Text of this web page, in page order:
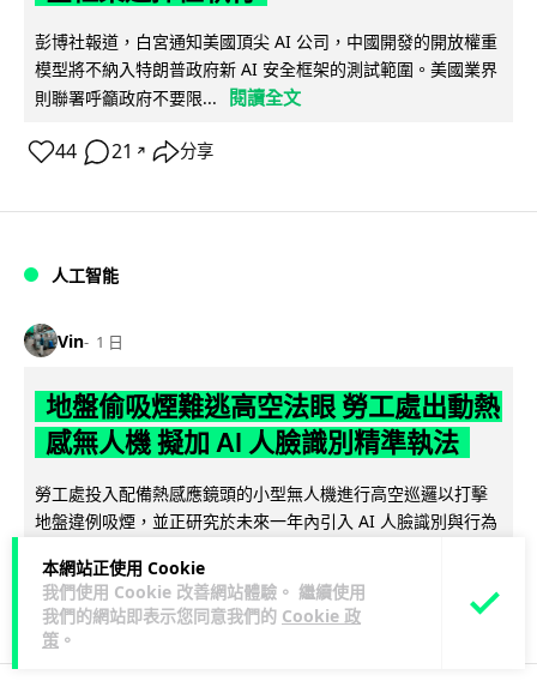
本網站正使用 Cookie
我們使用 Cookie 改善網站體驗。 繼續使用
我們的網站即表示您同意我們的 Cookie 政
策 。
彭博社報道，白宮通知美國頂尖 AI 公司，中國開發的開放權重
模型將不納入特朗普政府新 AI 安全框架的測試範圍。美國業界
則聯署呼籲政府不要限...
閱讀全文
44 21 ↗ 分享
人工智能
Vin 1 日
地盤偷吸煙難逃高空法眼 勞工處出動熱
感無人機 擬加 AI 人臉識別精準執法
勞工處投入配備熱感應鏡頭的小型無人機進行高空巡邏以打擊
地盤違例吸煙，並正研究於未來一年內引入 AI 人臉識別與行為
245 55 ↗ 分享